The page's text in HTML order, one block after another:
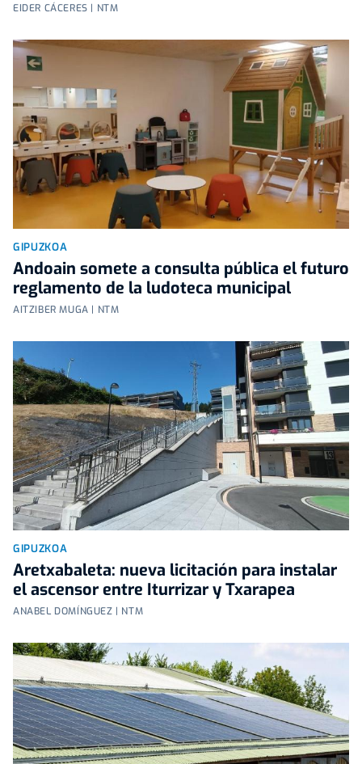
EIDER CÁCERES | NTM
GIPUZKOA
Andoain somete a consulta pública el futuro
reglamento de la ludoteca municipal
AITZIBER MUGA | NTM
GIPUZKOA
Aretxabaleta: nueva licitación para instalar
el ascensor entre Iturrizar y Txarapea
ANABEL DOMÍNGUEZ | NTM